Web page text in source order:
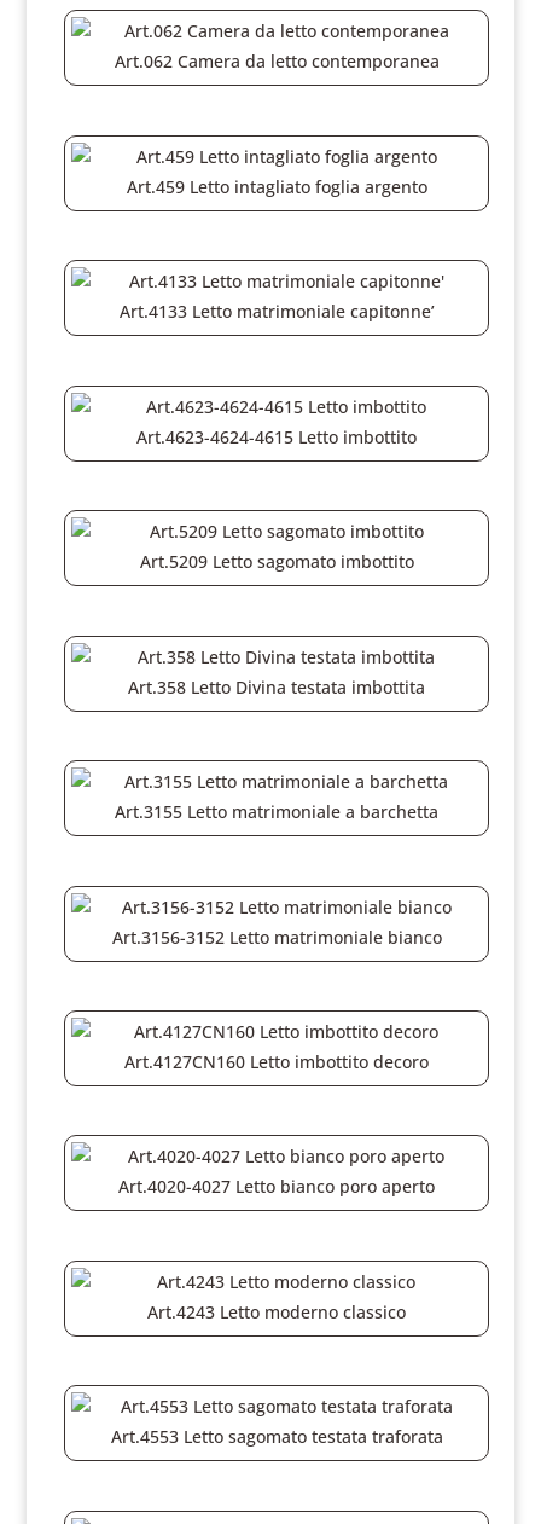
Art.062 Camera da letto contemporanea
Art.459 Letto intagliato foglia argento
Art.4133 Letto matrimoniale capitonne’
Art.4623-4624-4615 Letto imbottito
Art.5209 Letto sagomato imbottito
Art.358 Letto Divina testata imbottita
Art.3155 Letto matrimoniale a barchetta
Art.3156-3152 Letto matrimoniale bianco
Art.4127CN160 Letto imbottito decoro
Art.4020-4027 Letto bianco poro aperto
Art.4243 Letto moderno classico
Art.4553 Letto sagomato testata traforata